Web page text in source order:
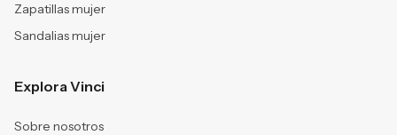
Zapatillas mujer
Sandalias mujer
Explora Vinci
Sobre nosotros